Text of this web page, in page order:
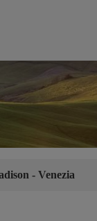
-Venezia